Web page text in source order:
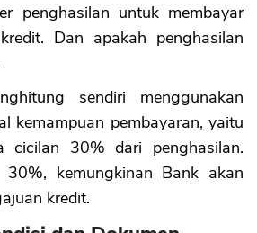
penghasilan untuk membayar
Dan apakah penghasilan
sendiri menggunakan
kemampuan pembayaran, yaitu
cicilan 30% dari penghasilan.
30%, kemungkinan Bank akan
kredit.